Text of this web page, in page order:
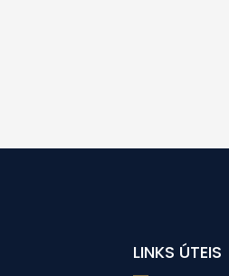
LINKS ÚTEIS